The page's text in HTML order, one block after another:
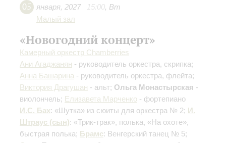
05 января, 2027 15:00, Вт
Малый зал
«Новогодний концерт»
Камерный оркестр Chamberries
Ани Агаджанян - руководитель оркестра, скрипка;
Анна Башарина - руководитель оркестра, флейта;
Виктория Драгушан - альт; Ольга Монастырская -
виолончель; Елизавета Марченко - фортепиано
И.С. Бах: «Шутка» из сюиты для оркестра № 2; И.
Штраус (сын): «Трик-трак», полька, «На охоте»,
быстрая полька; Брамс: Венгерский танец № 5;